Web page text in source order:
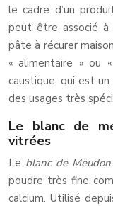
le cadre d’un
peut être associé à
pâte à récurer
« alimentaire » ou
caustique, qui est
des usages très
Le blanc de
vitrées
Le blanc de Meudon
poudre très fine
calcium. Utilisé